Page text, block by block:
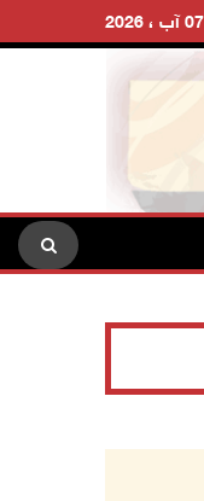
عليه في ترمسعيا